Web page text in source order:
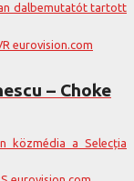
dalbemutatót tartott
– Choke
közmédia a Selecția